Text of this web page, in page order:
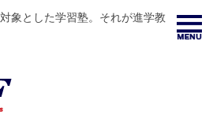
象とした学習塾。それが進学教